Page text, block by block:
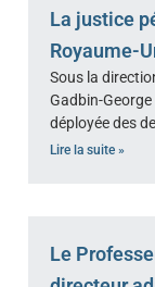
La justice
Royaume-
Sous la
Gadbin-
déployée des
Lire la suite »
Le